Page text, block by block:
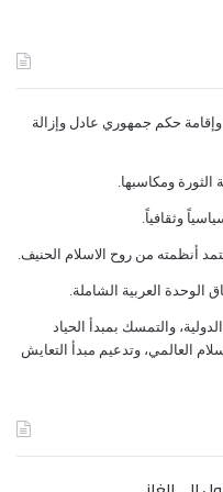
محسن.
عبد ربه منصور هادي
والرئيس هادي جزء من
يعمله وفي سكوته،
جزء من
ﻭﺇﻗﺎﻣﺔ ﺣﻜﻢ ﺟﻤﻬﻮﺭﻱ ﻋﺎﺩﻝ ﻭﺇﺯﺍﻟﺔ
ﻭﻣﻜﺎﺳﺒﻬﺎ.
ﻭﺛﻘﺎﻓﻴﺎً.
ﺃﻧﻈﻤﺘﻪ ﻣﻦ ﺭﻭﺡ ﺍﻻﺳﻼﻡ ﺍﻟﺤﻨﻴﻒ.
ﺍﻟﻮﺣﺪﺓ ﺍﻟﻌﺮﺑﻴﺔ ﺍﻟﺸﺎﻣﻠﺔ.
ﻭﺍﻟﺘﻤﺴﻚ ﺑﻤﺒﺪﺃ ﺍﻟﺤﻴﺎﺩ
ﺍﻟﻌﺎﻟﻤﻲ، ﻭﺗﺪﻋﻴﻢ ﻣﺒﺪﺃ ﺍﻟﺘﻌﺎﻳﺶ